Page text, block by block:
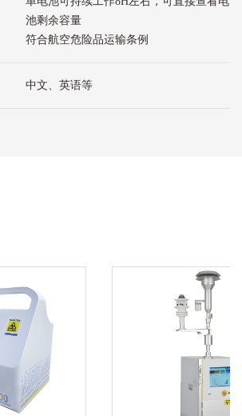
池剩余容量
符合航空危险品运输条例
中文、英语等